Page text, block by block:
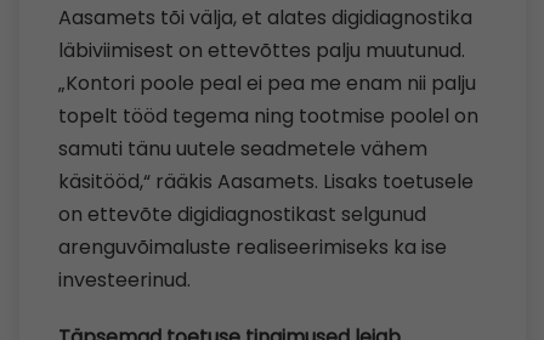
Aasamets tõi välja, et alates digidiagnostika
läbiviimisest on ettevõttes palju muutunud.
„Kontori poole peal ei pea me enam nii palju
topelt tööd tegema ning tootmise poolel on
samuti tänu uutele seadmetele vähem
käsitööd,“ rääkis Aasamets. Lisaks toetusele
on ettevõte digidiagnostikast selgunud
arenguvõimaluste realiseerimiseks ka ise
investeerinud.